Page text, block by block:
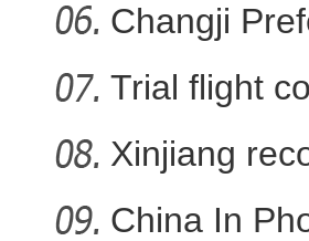
sta
Changji
Trial flight
Xinjiang
China In